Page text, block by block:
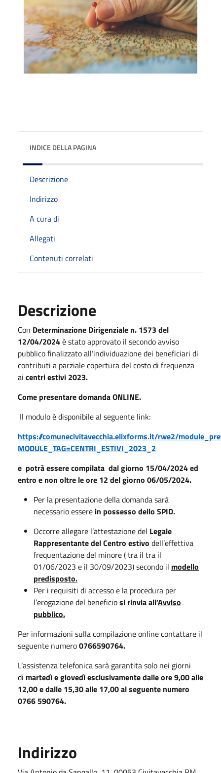
INDICE DELLA PAGINA
Descrizione
Indirizzo
A cura di
Allegati
Contenuti correlati
Descrizione
Con Determinazione Dirigenziale n. 1573 del
12/04/2024è stato approvato il secondo avviso
pubblico finalizzato all’individuazione dei beneficiari di
contributi a parziale copertura del costo di frequenza
ai centri estivi 2023.
Come presentare domanda ONLINE.
Il modulo è disponibile al seguente link:
https://comunecivitavecchia.elixforms.it/rwe2/
MODULE_TAG=CENTRI_ESTIVI_2023_2
e potrà essere compilata dal giorno 15/04/2024 ed
entro e non oltre le ore 12 del giorno 06/05/2024.
Per la presentazione della domanda sarà
necessario essere in possesso dello SPID.
Occorre allegare l’attestazione del Legale
Rappresentante del Centro estivo dell’effettiva
frequentazione del minore ( tra il tra il
01/06/2023 e il 30/09/2023) secondo il modello
predisposto.
Per i requisiti di accesso e la procedura per
l’erogazione del beneficiosi rinvia all’Avviso
pubblico.
Per informazioni sulla compilazione online contattare il
seguente numero0766590764.
L’assistenza telefonica sarà garantita solo nei giorni
di martedì e giovedì esclusivamente dalle ore 9,00 alle
12,00 e dalle 15,30 alle 17,00 al seguente numero
0766 590764.
Indirizzo